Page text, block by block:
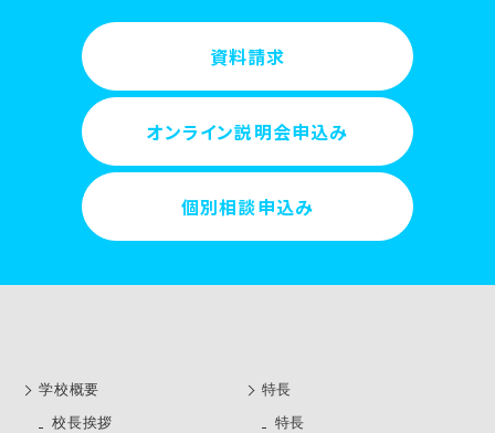
資料請求
オンライン説明会申込み
個別相談申込み
学校概要
校長挨拶
特長
特長